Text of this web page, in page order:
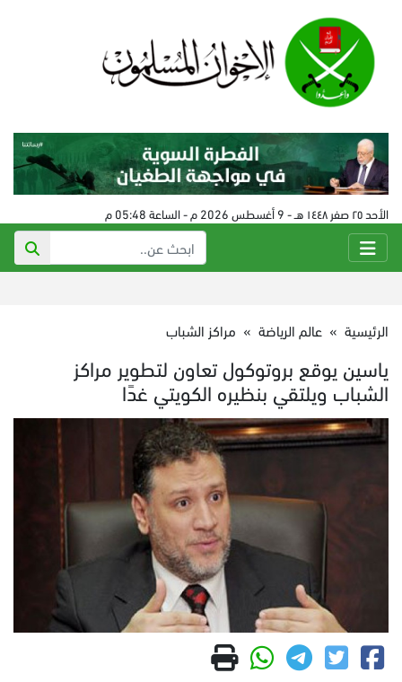
الأحد ٢٥ صفر ١٤٤٨ هـ - 9 أغسطس 2026 م - الساعة 05:48 م
الرئيسية » عالم الرياضة » مراكز الشباب
ياسين يوقع بروتوكول تعاون لتطوير مراكز
الشباب ويلتقي بنظيره الكويتي غدًا